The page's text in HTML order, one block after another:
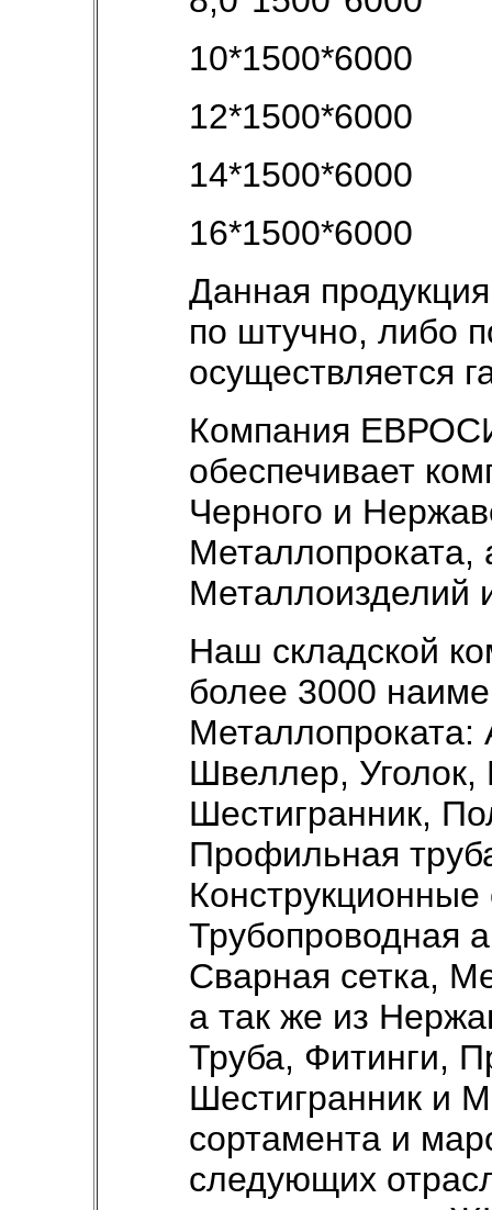
10*1500*6000
12*1500*6000
14*1500*6000
16*1500*6000
Данная
по штучно, либо
осуществляется
Компания
обеспечивает
Черного и
Металлопроката,
Металлоизделий
Наш складской
более 3000
Металлопроката:
Швеллер, Уголок,
Шестигранник,
Профильная
Трубопроводная
Сварная сетка,
а так же из
Труба, Фитинги,
Шестигранник и
сортамента и
следующих